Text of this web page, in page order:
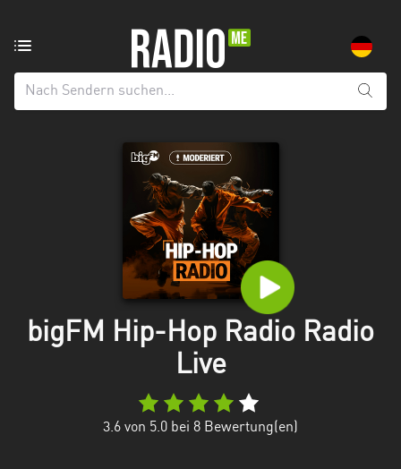
aus:
Alle
Bremen
bigFM Hip-Hop Radio Radio
Live
3.6 von 5.0 bei 8 Bewertung(en)